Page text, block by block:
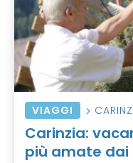
VIAGGI
Carinzia:
più amate